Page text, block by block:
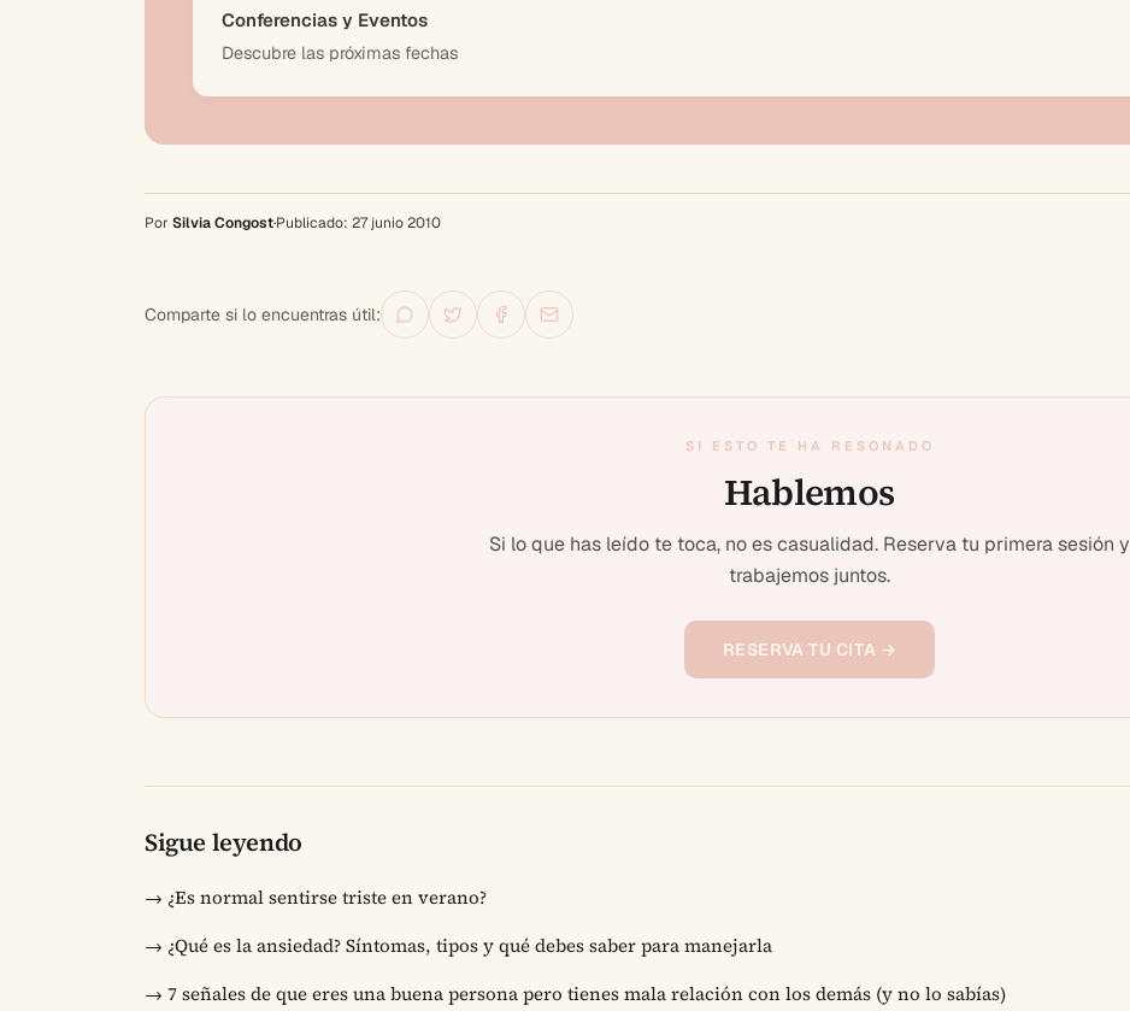
Conferencias y Eventos
Descubre las próximas fechas
Por Silvia Congost·Publicado: 27 junio 2010
Comparte si lo encuentras útil:
SI ESTO TE HA RESONADO
Hablemos
Si lo que has leído te toca, no es casualidad. Reserva tu primera sesión y
trabajemos juntos.
RESERVA TU CITA →
Sigue leyendo
→ ¿Es normal sentirse triste en verano?
→ ¿Qué es la ansiedad? Síntomas, tipos y qué debes saber para manejarla
→ 7 señales de que eres una buena persona pero tienes mala relación con los demás (y no lo sabías)